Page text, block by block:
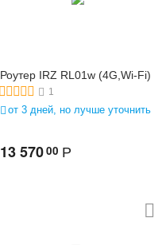
Роутер IRZ RL01w (4G,Wi-Fi)
1
от 3 дней, но лучше уточнить
13 57000 Р